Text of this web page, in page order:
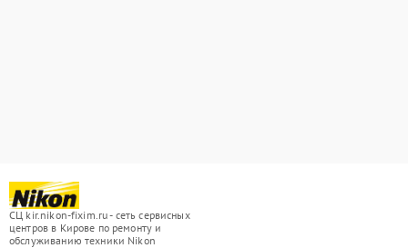
СЦ kir.nikon-fixim.ru - сеть сервисных
центров в Кирове по ремонту и
обслуживанию техники Nikon